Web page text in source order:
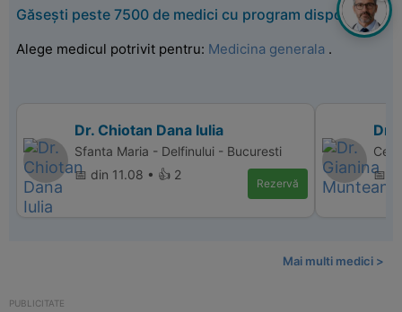
Găsești peste 7500 de medici cu program disponibil
Alege medicul potrivit pentru: Medicina generala .
Dr. Chiotan Dana Iulia
Sfanta Maria - Delfinului - Bucuresti
📅 din 11.08 • 👍 2
Rezervă
Dr.
📅
Mai multi medici >